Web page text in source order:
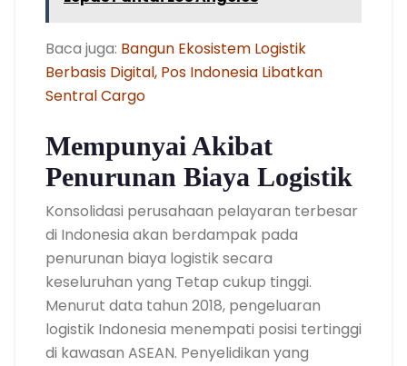
Baca juga: Bangun Ekosistem Logistik
Berbasis Digital, Pos Indonesia Libatkan
Sentral Cargo
Mempunyai Akibat
Penurunan Biaya Logistik
Konsolidasi perusahaan pelayaran terbesar
di Indonesia akan berdampak pada
penurunan biaya logistik secara
keseluruhan yang Tetap cukup tinggi.
Menurut data tahun 2018, pengeluaran
logistik Indonesia menempati posisi tertinggi
di kawasan ASEAN. Penyelidikan yang